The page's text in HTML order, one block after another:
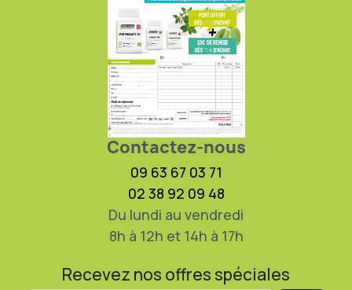
Contactez-nous
09 63 67 03 71
02 38 92 09 48
Du lundi au vendredi
8h à 12h et 14h à 17h
Recevez nos offres spéciales